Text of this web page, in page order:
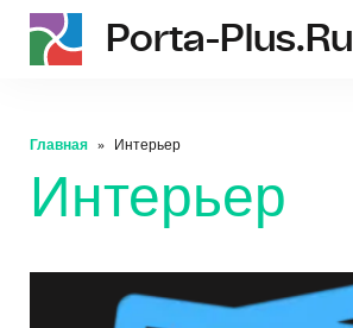
Porta-Plus.ru
Главная Интерьер
Интерьер